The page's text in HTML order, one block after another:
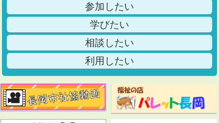
参加したい
学びたい
相談したい
利用したい